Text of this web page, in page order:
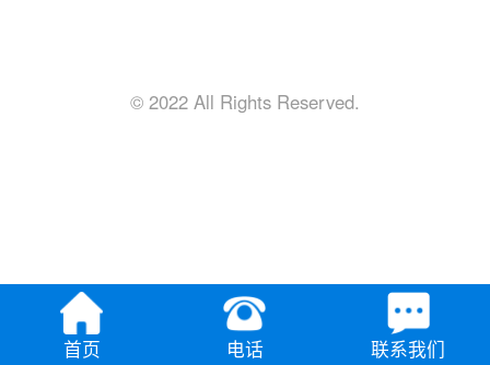
© 2022 All Rights Reserved.
首页 电话 联系我们